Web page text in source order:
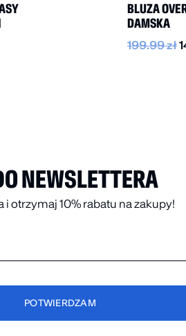
BLUZA
DAMSKA
199.99zł
NEWSLETTERA
i otrzymaj 10% rabatu na zakupy!